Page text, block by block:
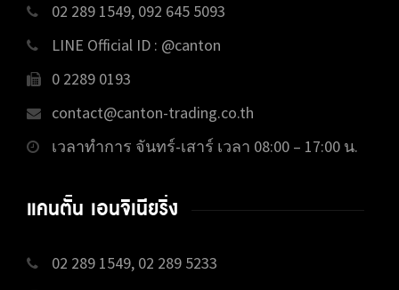
02 289 1549, 092 645 5093
LINE Official ID : @canton
0 2289 0193
contact@canton-trading.co.th
เวลาทำการ จันทร์-เสาร์ เวลา 08:00 – 17:00 น.
แคนตั้น เอนจิเนียริ่ง
02 289 1549, 02 289 5233